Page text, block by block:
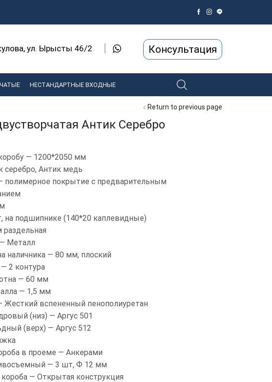
ул. Ырысты 46/2 Консультация
НЕСТАНДАРТНЫЕ ВХОДНЫЕ
Return to previous page
Антик Серебро
— 1200*2050 мм
серебро, Антик медь
покрытие с предварительным
на подшипнике (140*20 каплевидные)
Металл
наличника — 80 мм, плоский
2 контура
— 60 мм
— 1,5 мм
Жесткий вспененный пенополиуретан
(низ) — Аргус 501
(верх) — Аргус 512
в проеме — Анкерами
— 3 шт, Ф 12 мм
— Открытая конструкция